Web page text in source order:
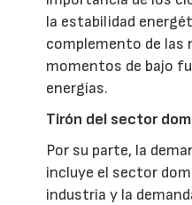
la estabilidad
complemento de las
momentos de bajo
energías.
Tirón del sector
Por su parte, la
incluye el sector
industria y la